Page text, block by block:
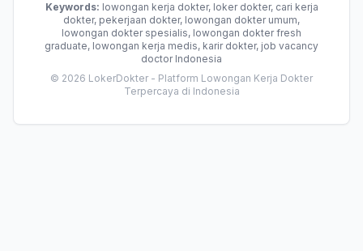
Keywords: lowongan kerja dokter, loker dokter, cari kerja
dokter, pekerjaan dokter, lowongan dokter umum,
lowongan dokter spesialis, lowongan dokter fresh
graduate, lowongan kerja medis, karir dokter, job vacancy
doctor Indonesia
© 2026 LokerDokter - Platform Lowongan Kerja Dokter
Terpercaya di Indonesia